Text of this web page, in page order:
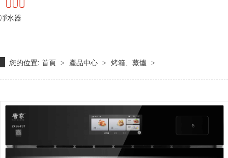
凈水器
您的位置: 首頁 > 產品中心 > 烤箱、蒸爐 >